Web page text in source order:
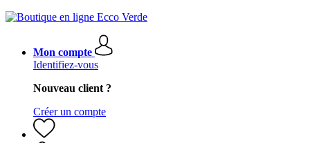
Mon compte
Identifiez-vous
Nouveau client ?
Créer un compte